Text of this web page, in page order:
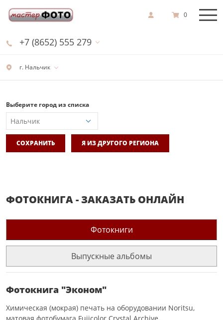
г. Нальчик
+7 (8652) 555 279
0
Выберите город из списка
СОХРАНИТЬ Я ИЗ ДРУГОГО РЕГИОНА
ФОТОКНИГА - ЗАКАЗАТЬ ОНЛАЙН
Фотокниги
Выпускные альбомы
Фотокнига "Эконом"
Химическая (мокрая) печать на оборудовании Noritsu,
матовая фотобумага Fujicolor Crystal Archive.